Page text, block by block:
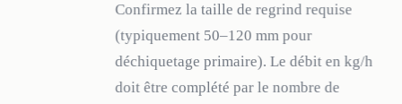
Confirmez la taille de regrind requise
(typiquement 50–120 mm pour
déchiquetage primaire). Le débit en kg/h
doit être complété par le nombre de